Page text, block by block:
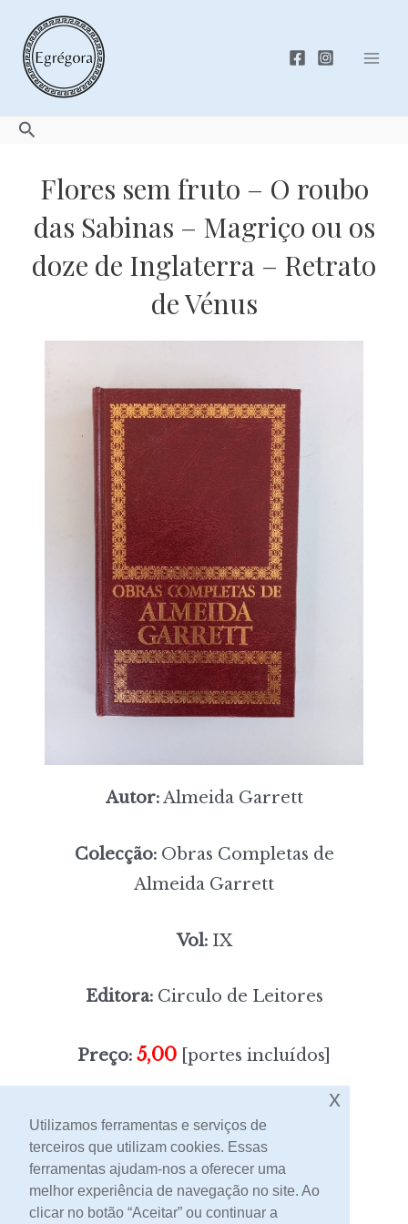
content
Search
Flores sem fruto – O roubo
das Sabinas – Magriço ou os
doze de Inglaterra – Retrato
de Vénus
Autor:Almeida Garrett
Colecção:Obras Completas de
Almeida Garrett
Vol:IX
Editora:Circulo de Leitores
Preço: 5,00 [portes incluídos]
Sem stock
Contacto
Utilizamos ferramentas e serviços de
terceiros que utilizam cookies. Essas
ferramentas ajudam-nos a oferecer uma
melhor experiência de navegação no site. Ao
clicar no botão “Aceitar” ou continuar a
x